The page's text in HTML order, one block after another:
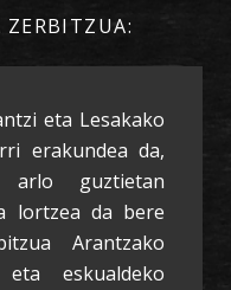
ZERBITZUA:
eta Lesakako
erakundea da,
guztietan
lortzea da bere
Arantzako
eskualdeko